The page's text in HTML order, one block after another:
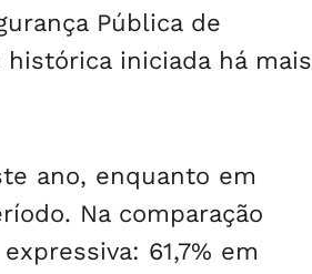
Pública de
iniciada há mais
ano, enquanto em
Na comparação
61,7% em